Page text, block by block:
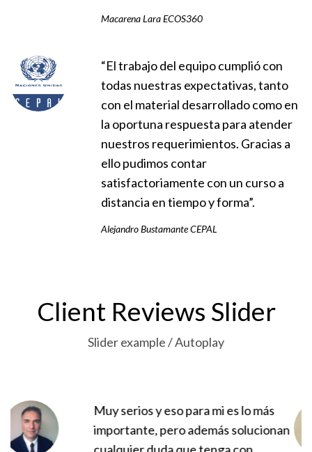
Macarena Lara ECOS360
“El trabajo del equipo cumplió con
todas nuestras expectativas, tanto
con el material desarrollado como en
la oportuna respuesta para atender
nuestros requerimientos. Gracias a
ello pudimos contar
satisfactoriamente con un curso a
distancia en tiempo y forma”.
Alejandro Bustamante CEPAL
Client Reviews Slider
Slider example / Autoplay
mi es lo más
solucionan
Encontré mucho más
esperaba, su